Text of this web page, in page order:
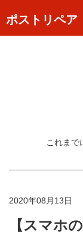
ポストリペア
これまで
2020年08月13日
【スマホ